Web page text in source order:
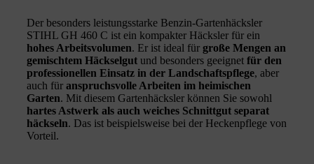
Der besonders leistungsstarke Benzin-Gartenhäcksler
STIHL GH 460 C ist ein kompakter Häcksler für ein
hohes Arbeitsvolumen. Er ist ideal für große Mengen an
gemischtem Häckselgut und besonders geeignet für den
professionellen Einsatz in der Landschaftspflege, aber
auch für anspruchsvolle Arbeiten im heimischen
Garten. Mit diesem Gartenhäcksler können Sie sowohl
hartes Astwerk als auch weiches Schnittgut separat
häckseln. Das ist beispielsweise bei der Heckenpflege von
Vorteil.